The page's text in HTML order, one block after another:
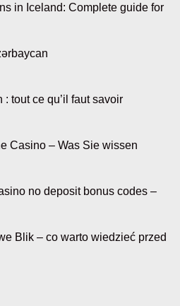
in Iceland: Complete guide for
tout ce qu’il faut savoir
Casino – Was Sie wissen
no deposit bonus codes –
Blik – co warto wiedzieć przed